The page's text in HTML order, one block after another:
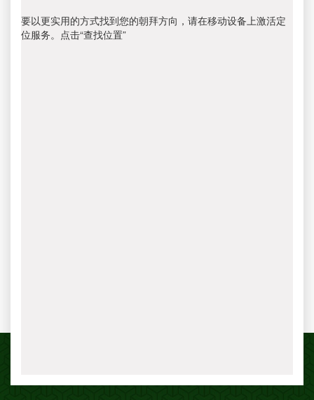
要以更实用的方式找到您的朝拜方向，请在移动设备上激活定
位服务。点击“查找位置”